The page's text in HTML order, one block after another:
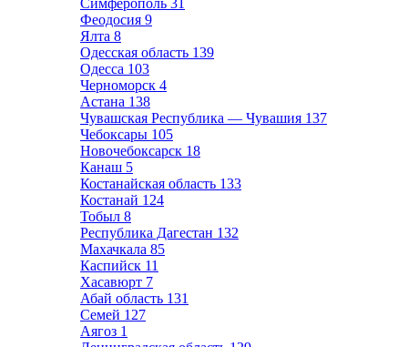
Симферополь 31
Феодосия 9
Ялта 8
Одесская область 139
Одесса 103
Черноморск 4
Астана 138
Чувашская Республика — Чувашия 137
Чебоксары 105
Новочебоксарск 18
Канаш 5
Костанайская область 133
Костанай 124
Тобыл 8
Республика Дагестан 132
Махачкала 85
Каспийск 11
Хасавюрт 7
Абай область 131
Семей 127
Аягоз 1